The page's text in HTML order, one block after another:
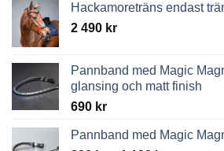
890 kr
Hackamoreträns endast
2 490 kr
Pannband med Magic
glansing och matt finish
690 kr
Pannband med Magic